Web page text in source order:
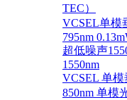
TEC）
VCSEL单模
795nm
超低噪声
1550nm
VCSEL 单模
850nm 单模